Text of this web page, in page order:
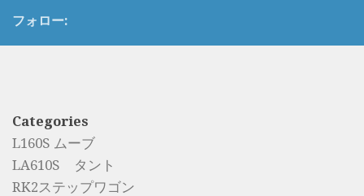
フォロー:
Categories
L160S ムーブ
LA610S タント
RK2ステップワゴン